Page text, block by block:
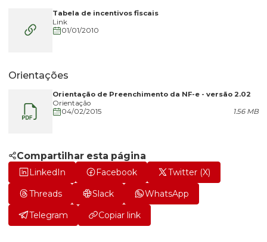
Tabela de incentivos fiscais
Link
01/01/2010
Orientações
Orientação de Preenchimento da NF-e - versão 2.02
Orientação
04/02/2015
1.56 MB
Compartilhar esta página
LinkedIn Facebook
Twitter (X)
Threads
Slack
WhatsApp
Telegram
Copiar link